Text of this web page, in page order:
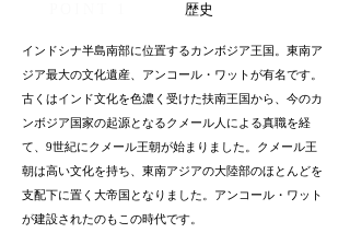
歴史
インドシナ半島南部に位置するカンボジア王国。東南ア
ジア最大の文化遺産、アンコール・ワットが有名です。
古くはインド文化を色濃く受けた扶南王国から、今のカ
ンボジア国家の起源となるクメール人による真職を経
て、9世紀にクメール王朝が始まりました。クメール王
朝は高い文化を持ち、東南アジアの大陸部のほとんどを
支配下に置く大帝国となりました。アンコール・ワット
が建設されたのもこの時代です。